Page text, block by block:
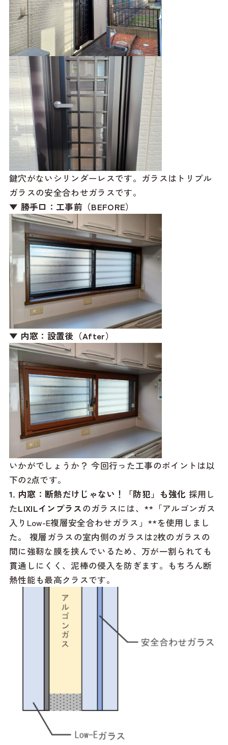
鍵穴がないシリンダーレスです。ガラスはトリプル
ガラスの安全合わせガラスです。
▼ 勝手口：工事前（BEFORE）
▼ 内窓：設置後（After）
いかがでしょうか？ 今回行った工事のポイントは以
下の2点です。
1. 内窓：断熱だけじゃない！「防犯」も強化 採用し
たLIXILインプラスのガラスには、**「アルゴンガス
入りLow-E複層安全合わせガラス」**を使用しまし
た。 複層ガラスの室内側のガラスは2枚のガラスの
間に強靭な膜を挟んでいるため、万が一割られても
貫通しにくく、泥棒の侵入を防ぎます。もちろん断
熱性能も最高クラスです。